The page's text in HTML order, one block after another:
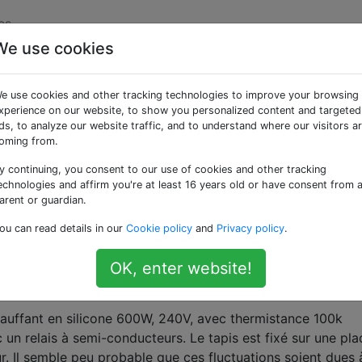
fluctuations de
du lit chauffé
lit chauffant. Cela fonctionne bien depuis longtemps,
où la température signalée par la thermistance peut
en silicone 600W, 240V, avec thermistance 100k
relais à semi-conducteurs. Le tapis est fixé sur une
Il semble peu probable que ces fluctuations soient dues
use cookies
use cookies and other tracking technologies to improve your browsing
on our website, to show you personalized content and targeted
to analyze our website traffic, and to understand where our visitors
from.
continuing, you consent to our use of cookies and other tracking
and affirm you're at least 16 years old or have consent from a
or guardian.
can read details in our Cookie policy and Privacy policy.
OK, enter website!